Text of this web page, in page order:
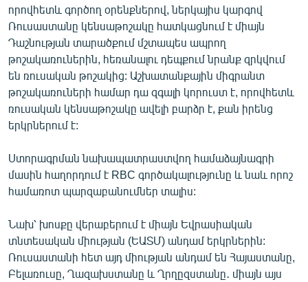
Русский
ՀԵՏԵՎԵՔ ՄԵԶ
որովհետև գործող օրենքներով, ներկայիս կարգով
Ռուսաստանը կենսաթոշակը հատկացնում է միայն
Դաշնության տարածքում մշտապես ապրող
թոշակառուներին, հեռանալու դեպքում նրանք զրկվում
են ռուսական թոշակից: Աշխատանքային միգրանտ
թոշակառուների համար դա զգալի կորուստ է, որովհետև
ռուսական կենսաթոշակը ավելի բարձր է, քան իրենց
երկրներում է:
Ստորագրման նախապատրաստվող համաձայնագրի
մասին հաղորդում է RBC գործակալությունը և նաև որոշ
համառոտ պարզաբանումներ տալիս:
Նախ՝ խոսքը վերաբերում է միայն Եվրասիական
տնտեսական միության (ԵԱՏՄ) անդամ երկրներին:
Ռուսաստանի հետ այդ միության անդամ են Հայաստանը,
Բելառուսը, Ղազախստանը և Ղրղըզստանը․ միայն այս